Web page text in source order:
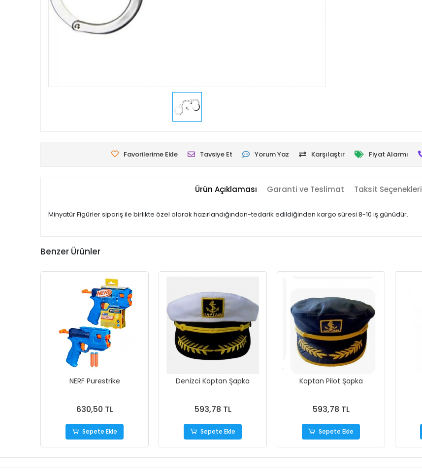
Favorilerime Ekle Tavsiye Et Yorum Yaz Karşılaştır Fiyat Alarmı
Ürün Açıklaması Garanti ve Teslimat Taksit Seçenekleri
Minyatür Figürler sipariş ile birlikte özel olarak hazırlandığından-tedarik edildiğinden kargo süresi 8-10 iş günüdür.
Benzer Ürünler
NERF Purestrike
630,50 TL
Sepete Ekle
Denizci Kaptan Şapka
593,78 TL
Sepete Ekle
Kaptan Pilot Şapka
593,78 TL
Sepete Ekle